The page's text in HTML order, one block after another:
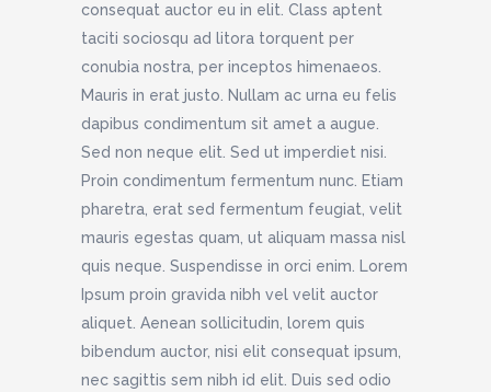
consequat auctor eu in elit. Class aptent
taciti sociosqu ad litora torquent per
conubia nostra, per inceptos himenaeos.
Mauris in erat justo. Nullam ac urna eu felis
dapibus condimentum sit amet a augue.
Sed non neque elit. Sed ut imperdiet nisi.
Proin condimentum fermentum nunc. Etiam
pharetra, erat sed fermentum feugiat, velit
mauris egestas quam, ut aliquam massa nisl
quis neque. Suspendisse in orci enim. Lorem
Ipsum proin gravida nibh vel velit auctor
aliquet. Aenean sollicitudin, lorem quis
bibendum auctor, nisi elit consequat ipsum,
nec sagittis sem nibh id elit. Duis sed odio